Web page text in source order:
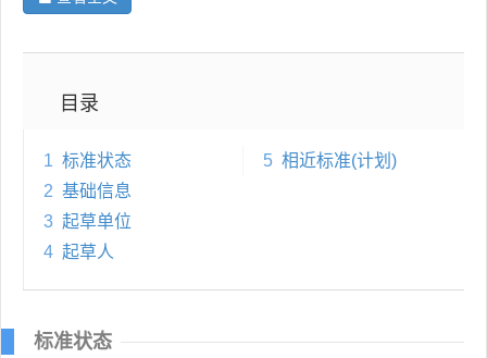
目录
1 标准状态
2 基础信息
3 起草单位
4 起草人
5 相近标准(计划)
标准状态